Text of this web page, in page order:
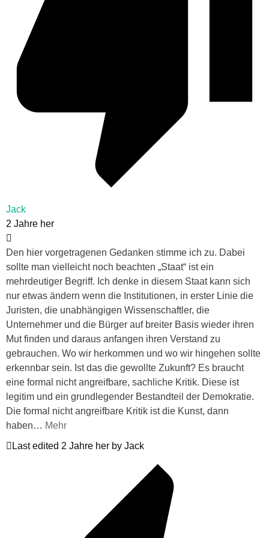
Jack
2 Jahre her
Den hier vorgetragenen Gedanken stimme ich zu. Dabei
sollte man vielleicht noch beachten „Staat“ ist ein
mehrdeutiger Begriff. Ich denke in diesem Staat kann sich
nur etwas ändern wenn die Institutionen, in erster Linie die
Juristen, die unabhängigen Wissenschaftler, die
Unternehmer und die Bürger auf breiter Basis wieder ihren
Mut finden und daraus anfangen ihren Verstand zu
gebrauchen. Wo wir herkommen und wo wir hingehen sollte
erkennbar sein. Ist das die gewollte Zukunft? Es braucht
eine formal nicht angreifbare, sachliche Kritik. Diese ist
legitim und ein grundlegender Bestandteil der Demokratie.
Die formal nicht angreifbare Kritik ist die Kunst, dann
haben… Mehr
Last edited 2 Jahre her by Jack